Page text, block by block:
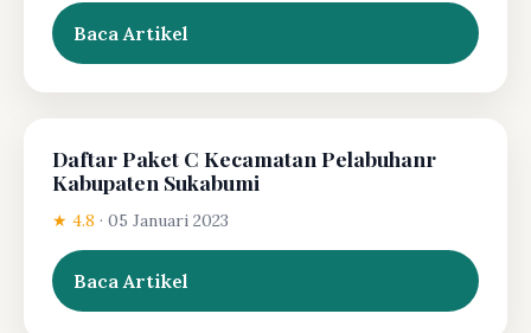
Baca Artikel
Daftar Paket C Kecamatan Pelabuhanr
Kabupaten Sukabumi
★ 4.8 · 05 Januari 2023
Baca Artikel